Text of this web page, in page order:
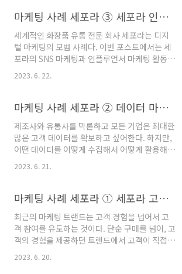
로 배포하여 사용해보게 한 것에 그 힘이 있다. 무료
으니 한번 누구나 다 들어와 보는 것이다. 그리고
GPT 4를 출시하면서 유료 서비스를 오픈했다.
비스를 위해 들어가..
마케팅 사례 세포라 ③ 세포라 인스타그램과 유튜브 마케팅
세계적인 화장품 유통 전문 회사 세포라는 디지
털 마케팅의 모범 사례다. 이번 포스트에서는 세
포라의 SNS 마케팅과 인플루언서 마케팅 활동에
세포라의 디지털 마케팅은 세계 최고 수준이다.
Paid Media 관점에서 3개의 미디어를 매우 스마
트하게 활용하며 브랜드를 알리고, 구매로 연결
하는 고객 구매 여정 최적화를 만들어 내고 있다.
둘째, 유통 채널 관점에서 온라인과 오프라인 통
합 채널을 확고히 구축하여 고객들이 매장과 커
머스몰에서 일관된 경험을 할 수 있게 돕고 있다
적하여 고객 각 개인별로 가장 적..
2023. 6. 22.
마케팅 사례 세포라 ② 데이터 마케팅과 고객 경험 혁신
제조사와 유통사를 막론하고 모든 기업은 최대한
많은 고객 데이터를 확보하고 싶어한다. 하지만,
어떤 데이터를 어떻게 수집해서 어떻게 활용해야
않다. 세계적인 화장품 유통사 세포라 사례를 통
서 활용하는 지 살펴보자. 1.세포라의 브랜드 핵
심 가치 세포라는 디지털 혁신으로 온라인과 오
프라인 연결에 앞장서는 세계적인 화장품 유통업
체다. 다양한 브랜드의 다양한 카테고리 화장품
을 판매한다. 우리나라로 치면 올리브영과 비슷
하다. 세포라는 로열티 프로그램을 통해 개별 고
2023. 6. 21.
마케팅 사례 세포라 ① 세포라 고객 커뮤니티 '뷰티 인사이더'
최근의 마케팅 트랜드는 고객 경험을 넘어서 고
객 참여를 유도하는 것이다. 단순 구매를 넘어, 고
객의 경험을 제공하던 트렌드에서 고객이 직접
참여하게 만드는 디지털 마케팅 활동이 실질적으
로 브랜드 충성도를 만들어내고, 고객들간의 상
2023. 6. 20.